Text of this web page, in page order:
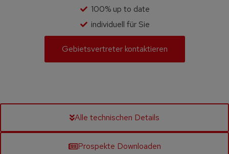
100% up to date
individuell für Sie
Gebietsvertreter kontaktieren
Alle technischen Details
Prospekte Downloaden